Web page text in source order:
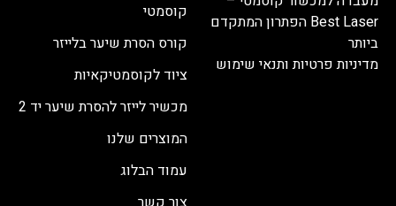
Best Laser הפתרון המתקדם
ביותר
מדיניות פרטיות ותנאי שימוש
קוסמטי
קורס הסרת שיער בלייזר
ציוד לקוסמטיקאיות
מכשיר לייזר להסרת שיער יד 2
המוצרים שלנו
עמוד הבלוג